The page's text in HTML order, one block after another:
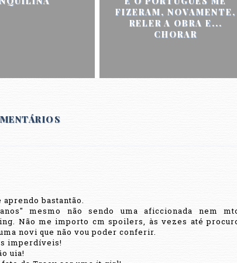
FIZERAM, NOVAMENTE,
RELER A OBRA E...
CHORAR
bastantão.
mesmo não sendo uma aficcionada nem
Não me importo cm spoilers, às vezes até
novi que não vou poder conferir.
imperdíveis!
uia!